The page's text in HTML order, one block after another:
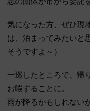
気になった方、ぜひ現
は、泊まってみたいと
そうですよ～）
一巡したところで、帰
お暇することに。
雨が降るかもしれない